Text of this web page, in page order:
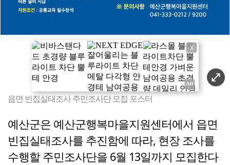
X
읍면 빈집실태조사 주민조사단 모집 포스터
예산군은 예산군행복마을지원센터에서 읍면
빈집실태조사를 추진함에 따라, 현장 조사를
수행할 주민조사단을 6월 13일까지 모집한다